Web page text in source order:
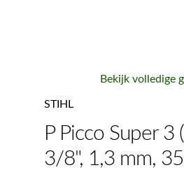
Bekijk volledige
STIHL
P Picco Super 3
3/8", 1,3 mm,